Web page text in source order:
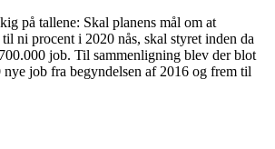
på tallene: Skal planens mål om at
ni procent i 2020 nås, skal styret inden da
job. Til sammenligning blev der blot
job fra begyndelsen af 2016 og frem til